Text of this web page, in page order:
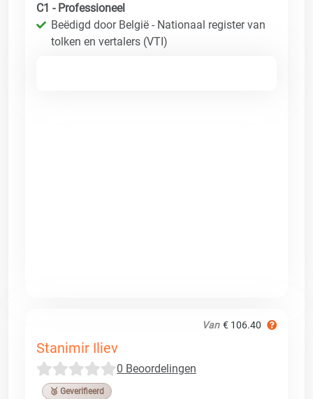
C1 - Professioneel
Beëdigd door België - Nationaal register van
tolken en vertalers (VTI)
Van € 106.40
Stanimir Iliev
0 Beoordelingen
🥉 Geverifieerd